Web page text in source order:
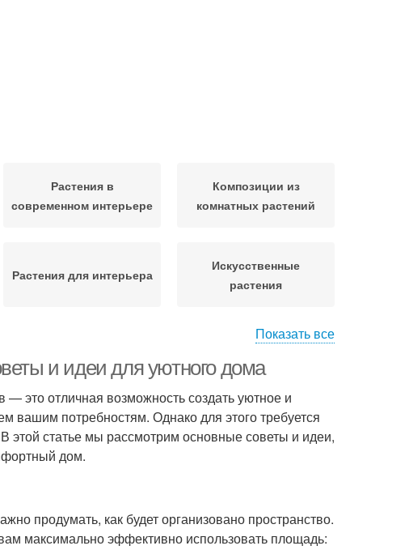
Растения в
современном интерьере
Композиции из
комнатных растений
Растения для интерьера
Искусственные
растения
Показать все
и идеи для уютного дома
это отличная возможность создать уютное и
вашим потребностям. Однако для этого требуется
этой статье мы рассмотрим основные советы и идеи,
дом.
продумать, как будет организовано пространство.
максимально эффективно использовать площадь: